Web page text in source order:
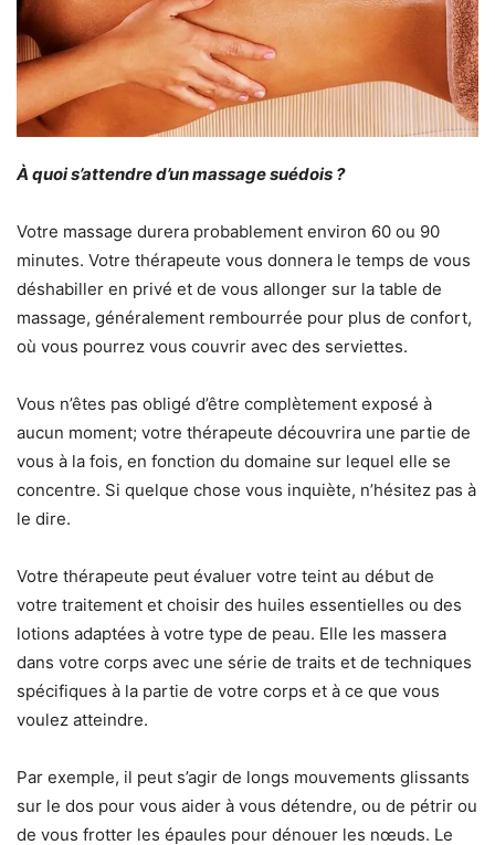
À quoi s’attendre d’un massage suédois ?
Votre massage durera probablement environ 60 ou 90
minutes. Votre thérapeute vous donnera le temps de vous
déshabiller en privé et de vous allonger sur la table de
massage, généralement rembourrée pour plus de confort,
où vous pourrez vous couvrir avec des serviettes.
Vous n’êtes pas obligé d’être complètement exposé à
aucun moment; votre thérapeute découvrira une partie de
vous à la fois, en fonction du domaine sur lequel elle se
concentre. Si quelque chose vous inquiète, n’hésitez pas à
le dire.
Votre thérapeute peut évaluer votre teint au début de
votre traitement et choisir des huiles essentielles ou des
lotions adaptées à votre type de peau. Elle les massera
dans votre corps avec une série de traits et de techniques
spécifiques à la partie de votre corps et à ce que vous
voulez atteindre.
Par exemple, il peut s’agir de longs mouvements glissants
sur le dos pour vous aider à vous détendre, ou de pétrir ou
de vous frotter les épaules pour dénouer les nœuds. Le